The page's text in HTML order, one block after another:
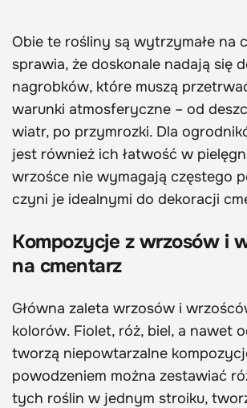
Obie te rośliny są wytrzymałe na
sprawia, że doskonale nadają się
nagrobków, które muszą
warunki atmosferyczne – od
wiatr, po przymrozki. Dla
jest również ich łatwość w
wrzośce nie wymagają częstego
czyni je idealnymi do dekoracji
Kompozycje z wrzosów i
na cmentarz
Główna zaleta wrzosów i
kolorów. Fiolet, róż, biel, a nawet
tworzą niepowtarzalne
powodzeniem można zestawiać
tych roślin w jednym stroiku,